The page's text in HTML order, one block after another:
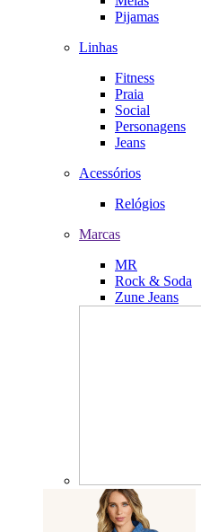
Pijamas
Linhas
Fitness
Praia
Social
Personagens
Jeans
Acessórios
Relógios
Marcas
MR
Rock & Soda
Zune Jeans